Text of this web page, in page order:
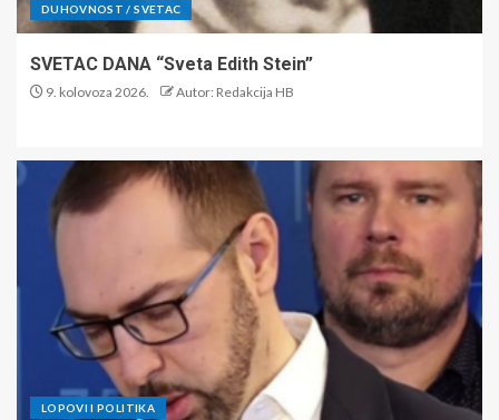
DUHOVNOST / SVETAC
SVETAC DANA “Sveta Edith Stein”
9. kolovoza 2026. Autor: Redakcija HB
LOPOVI I POLITIKA